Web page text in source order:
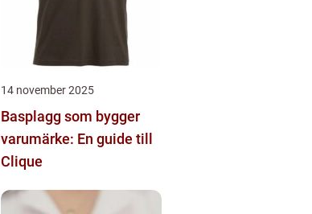
14 november 2025
Basplagg som bygger
varumärke: En guide till
Clique